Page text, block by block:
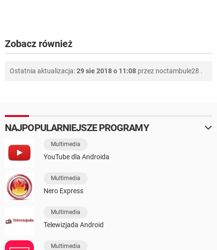
Zobacz również
Ostatnia aktualizacja:29 sie 2018 o 11:08 przez noctambule28 .
NAJPOPULARNIEJSZE PROGRAMY
Multimedia
YouTube dla Androida
Multimedia
Nero Express
Multimedia
Telewizjada Android
Multimedia